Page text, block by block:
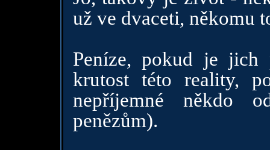
už ve dvaceti, někomu
Peníze, pokud je jich
krutost této reality,
nepříjemné někdo
penězům).